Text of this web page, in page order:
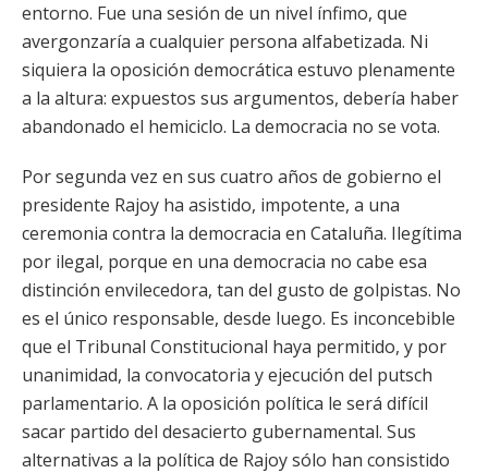
entorno. Fue una sesión de un nivel ínfimo, que
avergonzaría a cualquier persona alfabetizada. Ni
siquiera la oposición democrática estuvo plenamente
a la altura: expuestos sus argumentos, debería haber
abandonado el hemiciclo. La democracia no se vota.
Por segunda vez en sus cuatro años de gobierno el
presidente Rajoy ha asistido, impotente, a una
ceremonia contra la democracia en Cataluña. Ilegítima
por ilegal, porque en una democracia no cabe esa
distinción envilecedora, tan del gusto de golpistas. No
es el único responsable, desde luego. Es inconcebible
que el Tribunal Constitucional haya permitido, y por
unanimidad, la convocatoria y ejecución del putsch
parlamentario. A la oposición política le será difícil
sacar partido del desacierto gubernamental. Sus
alternativas a la política de Rajoy sólo han consistido